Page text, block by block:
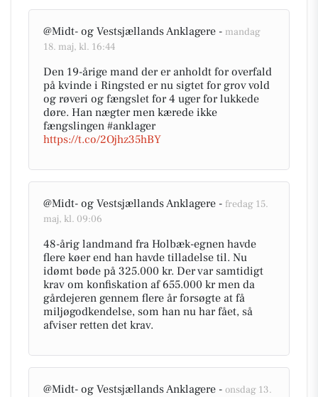
@Midt- og Vestsjællands Anklagere - mandag
18. maj, kl. 16:44
Den 19-årige mand der er anholdt for overfald
på kvinde i Ringsted er nu sigtet for grov vold
og røveri og fængslet for 4 uger for lukkede
døre. Han nægter men kærede ikke
fængslingen #anklager
https://t.co/2Ojhz35hBY
@Midt- og Vestsjællands Anklagere - fredag 15.
maj, kl. 09:06
48-årig landmand fra Holbæk-egnen havde
flere køer end han havde tilladelse til. Nu
idømt bøde på 325.000 kr. Der var samtidigt
krav om konfiskation af 655.000 kr men da
gårdejeren gennem flere år forsøgte at få
miljøgodkendelse, som han nu har fået, så
afviser retten det krav.
@Midt- og Vestsjællands Anklagere - onsdag 13.